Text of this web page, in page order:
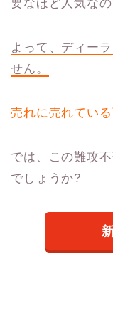
要なほど人気なの
よって、ディー
せん。
売れに売れてい
では、この難攻
でしょうか?